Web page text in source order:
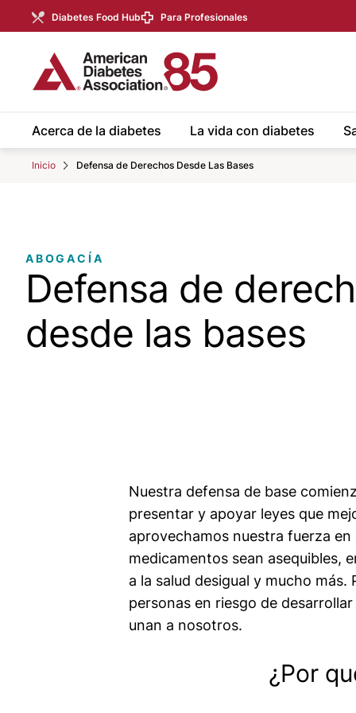
Skip to Main content
Diabetes Food Hub Para Profesionales
Acerca de la diabetes La vida con diabetes
Inicio Defensa de Derechos Desde Las Bases
content
ABOGACÍA
Defensa de
desde las bases
Nuestra defensa de base
presentar y apoyar leyes que
aprovechamos nuestra fuerza
medicamentos sean asequibles,
a la salud desigual y mucho
personas en riesgo de
unan a nosotros.
¿Por